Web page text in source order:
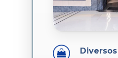
Diversos